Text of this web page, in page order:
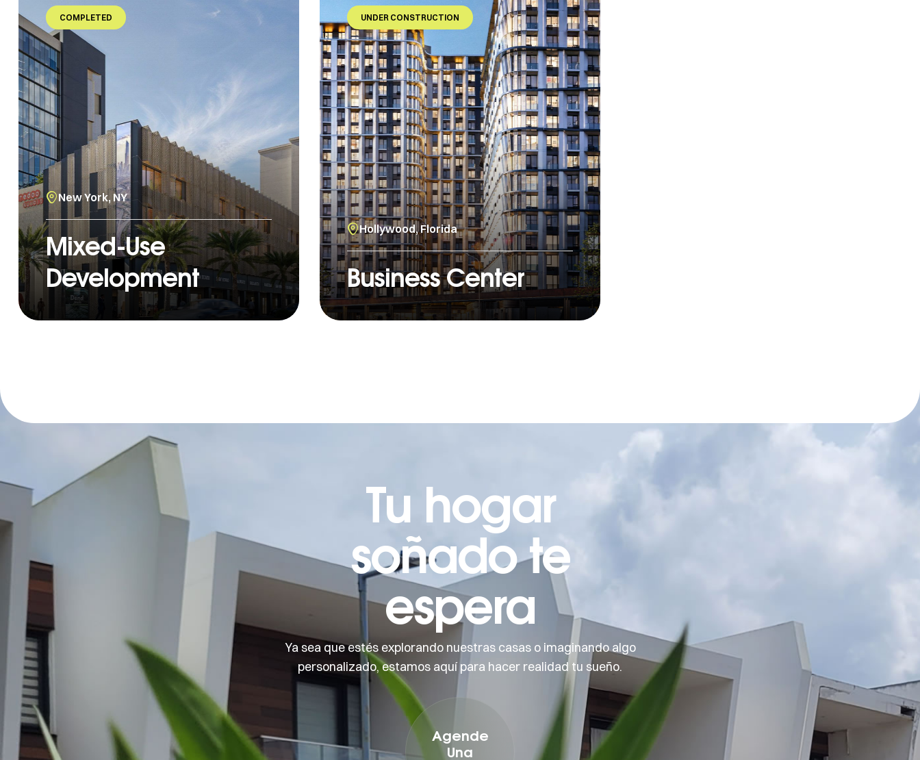
COMPLETED
New York, NY
Mixed-Use
Development
UNDER CONSTRUCTION
Hollywood, Florida
Business Center
Tu hogar
soñado te
espera
Ya sea que estés explorando nuestras casas o imaginando algo
personalizado, estamos aquí para hacer realidad tu sueño.
Agende
Una